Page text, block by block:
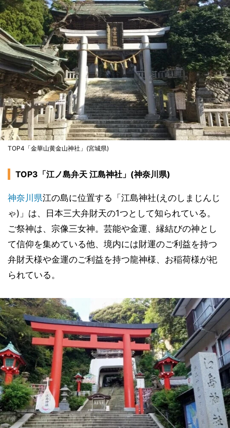
TOP4「金華山黄金山神社」(宮城県)
TOP3「江ノ島弁天 江島神社」(神奈川県)
神奈川県江の島に位置する「江島神社(えのしまじんじ
ゃ)」は、日本三大弁財天の1つとして知られている。
ご祭神は、宗像三女神。芸能や金運、縁結びの神とし
て信仰を集めている他、境内には財運のご利益を持つ
弁財天様や金運のご利益を持つ龍神様、お稲荷様が祀
られている。